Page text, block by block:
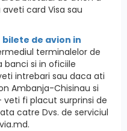
card Visa sau
bilete de avion in
terminalelor de
banci si in oficiile
intrebari sau daca ati
Ambanja-Chisinau si
fi placut surprinsi de
catre Dvs. de serviciul